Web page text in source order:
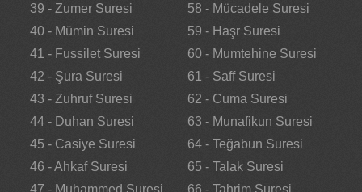
39 - Zumer Suresi
40 - Mümin Suresi
41 - Fussilet Suresi
42 - Şura Suresi
43 - Zuhruf Suresi
44 - Duhan Suresi
45 - Casiye Suresi
46 - Ahkaf Suresi
47 - Muhammed Suresi
58 - Mücadele Suresi
59 - Haşr Suresi
60 - Mumtehine Suresi
61 - Saff Suresi
62 - Cuma Suresi
63 - Munafikun Suresi
64 - Teğabun Suresi
65 - Talak Suresi
66 - Tahrim Suresi